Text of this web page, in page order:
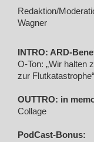
Redaktion/
Wagner
INTRO: ARD-
O-Ton: „Wir halten
zur
OUTTRO: in
Collage
PodCast-Bonus: